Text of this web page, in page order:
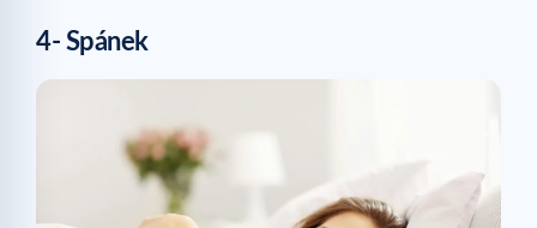
4- Spánek